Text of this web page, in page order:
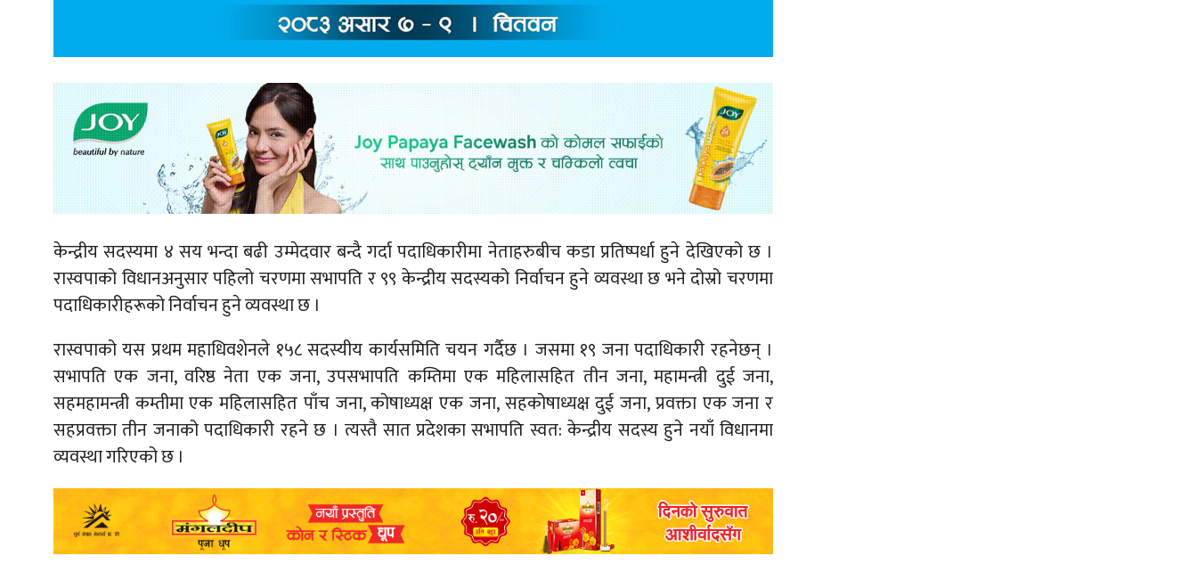
केन्द्रीय सदस्यमा ४ सय भन्दा बढी उम्मेदवार बन्दै गर्दा पदाधिकारीमा नेताहरुबीच कडा प्रतिष्पर्धा हुने देखिएको छ ।
रास्वपाको विधानअनुसार पहिलो चरणमा सभापति र ९९ केन्द्रीय सदस्यको निर्वाचन हुने व्यवस्था छ भने दोस्रो चरणमा
पदाधिकारीहरूको निर्वाचन हुने व्यवस्था छ ।
रास्वपाको यस प्रथम महाधिवशेनले १५८ सदस्यीय कार्यसमिति चयन गर्दैछ । जसमा १९ जना पदाधिकारी रहनेछन् ।
सभापति एक जना, वरिष्ठ नेता एक जना, उपसभापति कम्तिमा एक महिलासहित तीन जना, महामन्त्री दुई जना,
सहमहामन्त्री कम्तीमा एक महिलासहित पाँच जना, कोषाध्यक्ष एक जना, सहकोषाध्यक्ष दुई जना, प्रवक्ता एक जना र
सहप्रवक्ता तीन जनाको पदाधिकारी रहने छ । त्यस्तै सात प्रदेशका सभापति स्वत: केन्द्रीय सदस्य हुने नयाँ विधानमा
व्यवस्था गरिएको छ ।